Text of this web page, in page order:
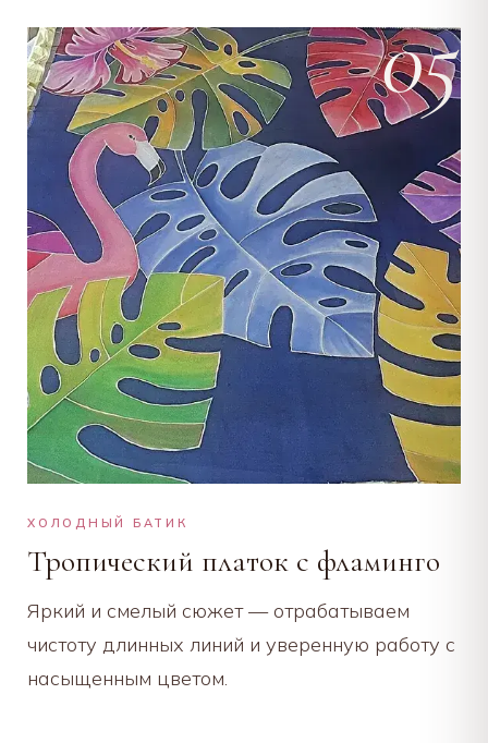
05
ХОЛОДНЫЙ БАТИК
Тропический платок с фламинго
Яркий и смелый сюжет — отрабатываем
чистоту длинных линий и уверенную работу с
насыщенным цветом.